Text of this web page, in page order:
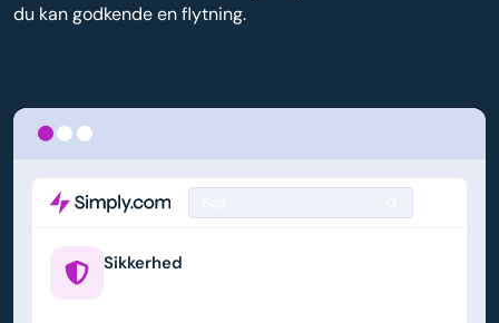
du kan godkende en flytning.
Sikkerhed